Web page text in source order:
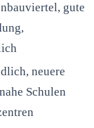
gute
neuere
Schulen